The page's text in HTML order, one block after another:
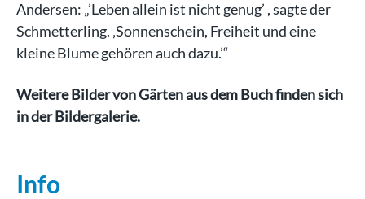
Andersen: „’Leben allein ist nicht genug’ , sagte der
Schmetterling. ‚Sonnenschein, Freiheit und eine
kleine Blume gehören auch dazu.’“
Weitere Bilder von Gärten aus dem Buch finden sich
in der Bildergalerie.
Info